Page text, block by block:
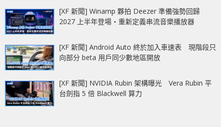
[XF 新聞] Winamp 夥拍 Deezer 準備強勢回歸
2027 上半年登場‧重新定義串流音樂播放器
[XF 新聞] Android Auto 終於加入車速表 現階段只
向部分 beta 用戶同少數地區開放
[XF 新聞] NVIDIA Rubin 架構曝光 Vera Rubin 平
台劍指 5 倍 Blackwell 算力